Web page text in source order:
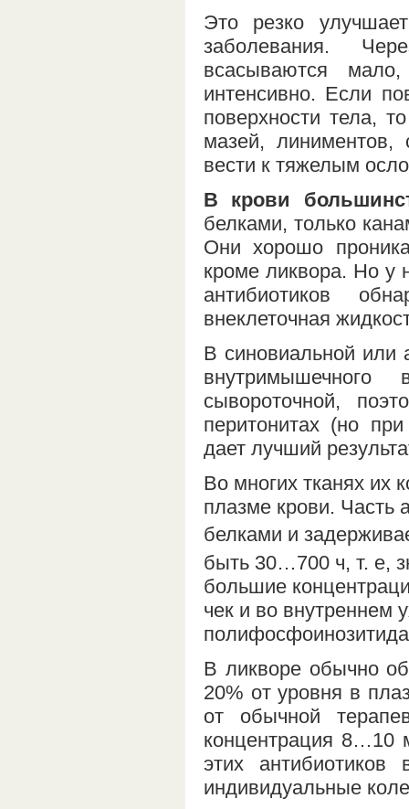
Это резко
заболевания.
всасываются
интенсивно. Если
поверхности тела,
мазей,
вести к тяжелым
В крови
белками, только
Они хорошо
кроме ликвора. Но у
антибиотиков
внеклеточная
В синовиальной или
внутримышечного
сывороточной,
перитонитах (но
дает лучший
Во многих тканях их
плазме крови. Часть
белками и
быть 30…700 ч, т. е,
большие
чек и во внутреннем
В ликворе обычно
20% от уровня в
от обычной
концентрация 8…10
этих
индивидуальные